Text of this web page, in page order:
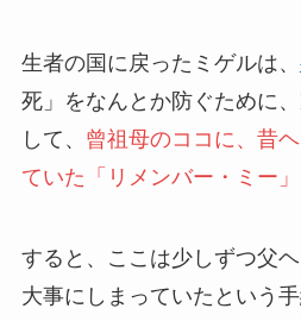
生者の国に戻ったミゲルは、
死」をなんとか防ぐために
して、 曾祖母のココに、昔
ていた「リメンバー・ミー」
すると、ここは少しずつ父ヘ
大事にしまっていたという